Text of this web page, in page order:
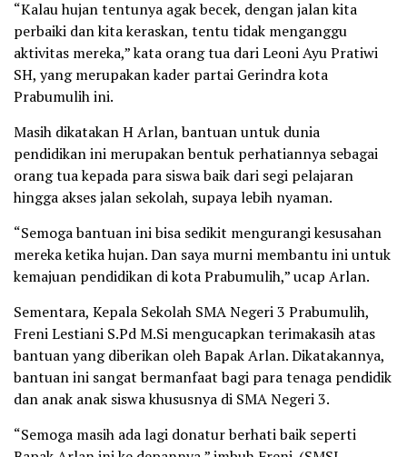
“Kalau hujan tentunya agak becek, dengan jalan kita
perbaiki dan kita keraskan, tentu tidak menganggu
aktivitas mereka,” kata orang tua dari Leoni Ayu Pratiwi
SH, yang merupakan kader partai Gerindra kota
Prabumulih ini.
Masih dikatakan H Arlan, bantuan untuk dunia
pendidikan ini merupakan bentuk perhatiannya sebagai
orang tua kepada para siswa baik dari segi pelajaran
hingga akses jalan sekolah, supaya lebih nyaman.
“Semoga bantuan ini bisa sedikit mengurangi kesusahan
mereka ketika hujan. Dan saya murni membantu ini untuk
kemajuan pendidikan di kota Prabumulih,” ucap Arlan.
Sementara, Kepala Sekolah SMA Negeri 3 Prabumulih,
Freni Lestiani S.Pd M.Si mengucapkan terimakasih atas
bantuan yang diberikan oleh Bapak Arlan. Dikatakannya,
bantuan ini sangat bermanfaat bagi para tenaga pendidik
dan anak anak siswa khususnya di SMA Negeri 3.
“Semoga masih ada lagi donatur berhati baik seperti